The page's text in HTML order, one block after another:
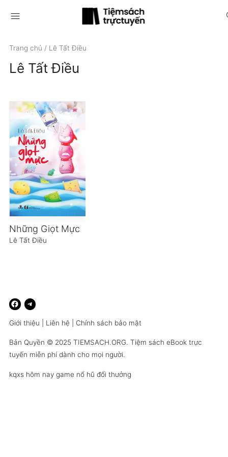
menu
Trang chủ / Lê Tất Điều
Lê Tất Điều
Những Giọt Mực
Lê Tất Điều
Giới thiệu Liên hệ Chính sách bảo mật
Bản Quyền © 2025 TIEMSACH.ORG. Tiệm sách eBook trực
tuyến miễn phí dành cho mọi người.
kqxs hôm nay game nổ hũ đổi thưởng